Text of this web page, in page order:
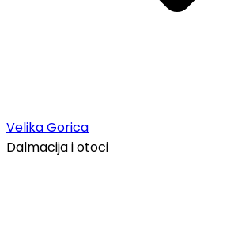
Velika Gorica
Dalmacija i otoci